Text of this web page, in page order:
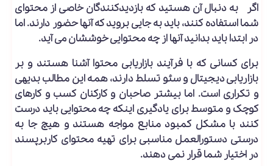
اگر به دنبال آن هستید که بازدیدکنندگان خاصی از محتوای
شما استفاده کنند، باید به جایی بروید که آنها حضور دارند. اما
در ابتدا باید بدانید آنها از چه محتوایی خوششان می آید.
برای کسانی که با فرآیند بازاریابی محتوا آشنا هستند و بر
بازاریابی دیجیتال و سئو تسلط دارند، همه این مطالب بدیهی
و تکراری است. اما بیشتر صاحبان و کارکنان کسب و کارهای
کوچک و متوسط برای یادگیری اینکه چه محتوایی باید درست
کنند با مشکل کمبود منابع مواجه هستند و هیچ جا به
درستی دستورالعمل مناسبی برای تهیه محتوای کاربرپسند
در اختیار شما قرار نمی دهند.